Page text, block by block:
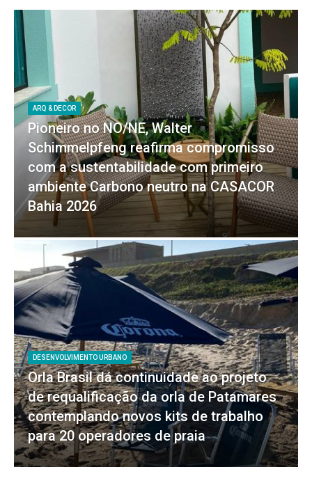
ARQ & DECOR
Pioneiro no NO/NE, Walter
Schimmelpfeng reafirma compromisso
com a sustentabilidade com primeiro
ambiente Carbono neutro na CASACOR
Bahia 2026
DESENVOLVIMENTO URBANO
Orla Brasil dá continuidade ao projeto
de requalificação da orla de Patamares
contemplando novos kits de trabalho
para 20 operadores de praia